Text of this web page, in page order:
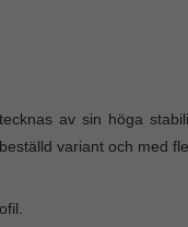
av sin höga
variant och med